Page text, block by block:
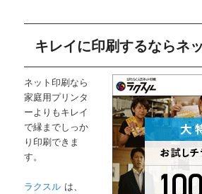
キレイに印刷するならネ
ネット印刷なら
家庭用プリンタ
ーよりもキレイ
で縁までしっか
り印刷できま
す。
ラクスル は、